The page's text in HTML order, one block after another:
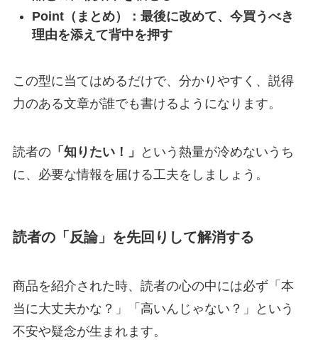
Point（まとめ）：最後に改めて、今買うべき
理由を添えて背中を押す
この型に当てはめるだけで、分かりやすく、説得
力のある文章が誰でも書けるようになります。
読者の「知りたい！」
という熱量が冷めないうち
に、必要な情報を届ける工夫をしましょう。
読者の「反論」を先回りして解消する
商品を紹介された時、読者の心の中には必ず「本
当に大丈夫かな？」「高いんじゃない？」という
不安や疑念が生まれます。